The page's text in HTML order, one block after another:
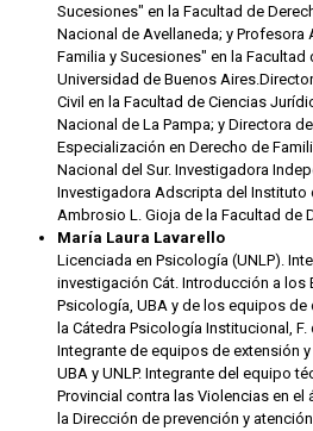
Sucesiones" en la Facultad de
Nacional de Avellaneda; y Profesora
Familia y Sucesiones" en la Facultad
Universidad de Buenos
Civil en la Facultad de Ciencias
Nacional de La Pampa; y Directora
Especialización en Derecho de
Nacional del Sur. Investigadora
Investigadora Adscripta del Instituto
Ambrosio L. Gioja de la Facultad de
María Laura Lavarello
Licenciada en Psicología (UNLP).
investigación Cát. Introducción a los
Psicología, UBA y de los equipos
la Cátedra Psicología Institucional, F.
Integrante de equipos de extensión
UBA y UNLP. Integrante del equipo
Provincial contra las Violencias en el
la Dirección de prevención y